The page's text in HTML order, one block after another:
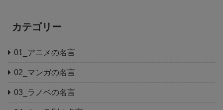
カテゴリー
01_アニメの名言
02_マンガの名言
03_ラノベの名言